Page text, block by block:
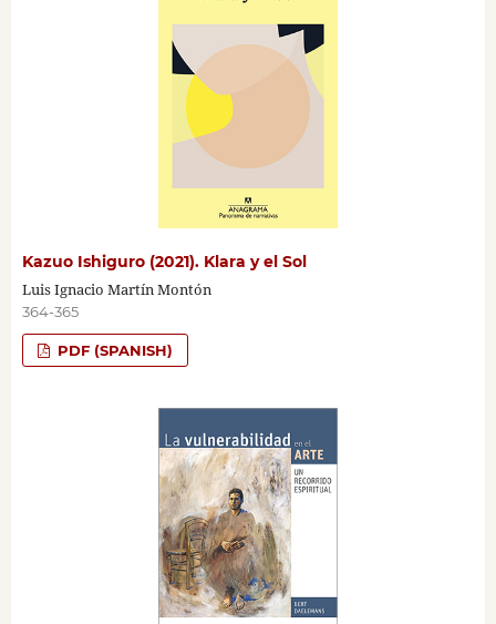
Kazuo Ishiguro (2021). Klara y el Sol
Luis Ignacio Martín Montón
364-365
PDF (SPANISH)